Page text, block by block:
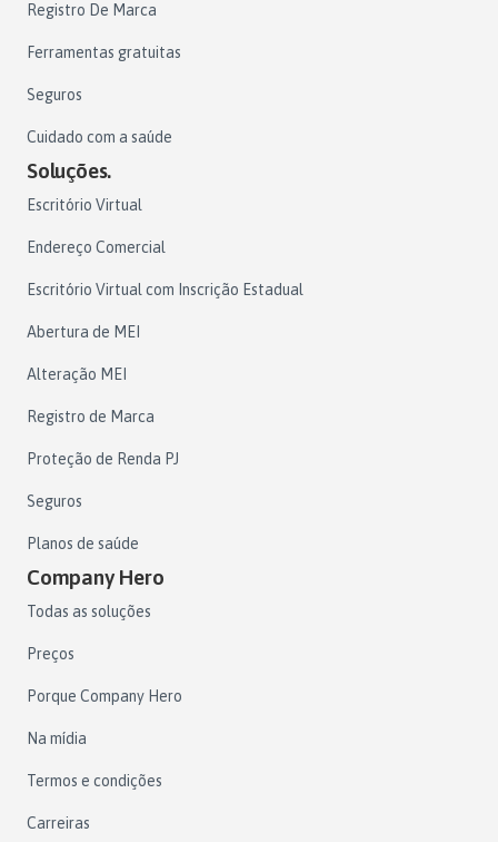
Registro De Marca
Ferramentas gratuitas
Seguros
Cuidado com a saúde
Soluções.
Escritório Virtual
Endereço Comercial
Escritório Virtual com Inscrição Estadual
Abertura de MEI
Alteração MEI
Registro de Marca
Proteção de Renda PJ
Seguros
Planos de saúde
Company Hero
Todas as soluções
Preços
Porque Company Hero
Na mídia
Termos e condições
Carreiras